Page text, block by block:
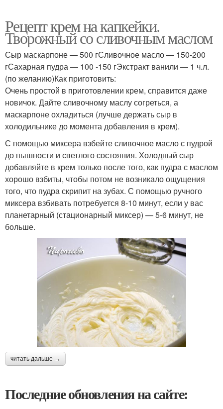
Рецепт крем на капкейки.
Творожный со сливочным маслом
Сыр маскарпоне — 500 гСливочное масло — 150-200
гСахарная пудра — 100 -150 гЭкстракт ванили — 1 ч.л.
(по желанию)Как приготовить:
Очень простой в приготовлении крем, справится даже
новичок. Дайте сливочному маслу согреться, а
маскарпоне охладиться (лучше держать сыр в
холодильнике до момента добавления в крем).
С помощью миксера взбейте сливочное масло с пудрой
до пышности и светлого состояния. Холодный сыр
добавляйте в крем только после того, как пудра с маслом
хорошо взбиты, чтобы потом не возникало ощущения
того, что пудра скрипит на зубах. С помощью ручного
миксера взбивать потребуется 8-10 минут, если у вас
планетарный (стационарный миксер) — 5-6 минут, не
больше.
читать дальше →
Последние обновления на сайте: